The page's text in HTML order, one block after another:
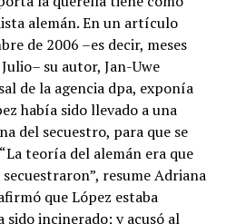
alemán. En un artículo
de 2006 –es decir, meses
su autor, Jan-Uwe
de la agencia dpa, exponía
había sido llevado a una
del secuestro, para que se
teoría del alemán era que
resume Adriana
que López estaba
incinerado; y acusó al